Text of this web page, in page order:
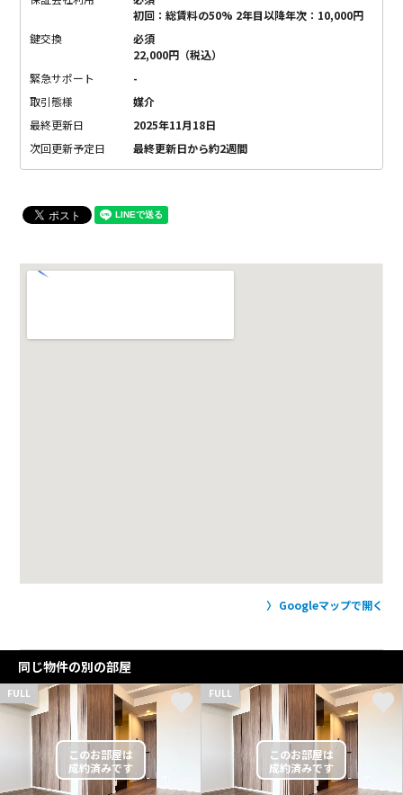
初回：総賃料の50% 2年目以降年次：10,000円
鍵交換
必須
22,000円（税込）
緊急サポート
-
取引態様
媒介
最終更新日
2025年11月18日
次回更新予定日
最終更新日から約2週間
Googleマップで開く
同じ物件の別の部屋
FULL FULL